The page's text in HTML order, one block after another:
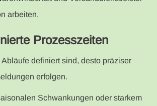
arbeiten.
Prozesszeiten
definiert sind, desto präziser
erfolgen.
Schwankungen oder starkem